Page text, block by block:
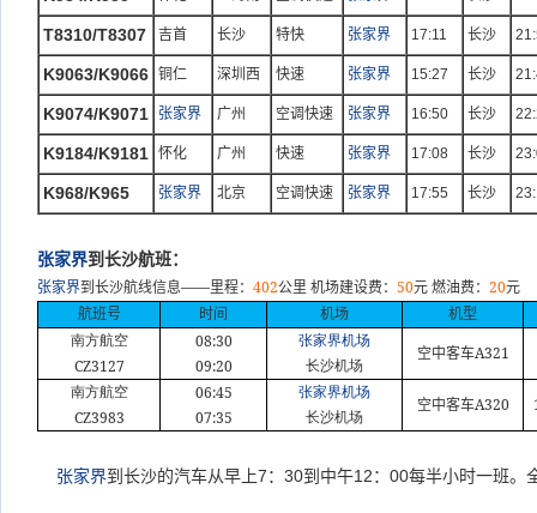
T8310/T8307 吉首 长沙 特快 张家界 17:11 长沙
K9063/K9066 铜仁 深圳西 快速 张家界 15:27 长沙
K9074/K9071 张家界 广州 空调快速 张家界 16:50 长沙
K9184/K9181 怀化 广州 快速 张家界 17:08 长沙
K968/K965 张家界 北京 空调快速 张家界 17:55 长沙
张家界到长沙航班：
张家界到长沙航线信息——里程： 402公里 机场建设费： 50元 燃油费： 20元
航班号
时间 机场
机型
南方航空
CZ3127
08:30
09:20
张家界机场
长沙机场
空中客车A321
南方航空
CZ3983
06:45
07:35
张家界机场
长沙机场
空中客车A320
张家界到长沙的汽车从早上7： 30到中午12： 00每半小时一班。